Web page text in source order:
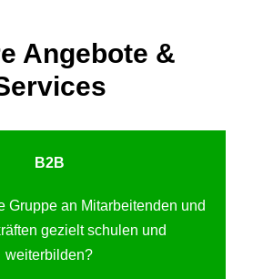
Angebote &
B2B
Gruppe an Mitarbeitenden und
gezielt schulen und
weiterbilden?